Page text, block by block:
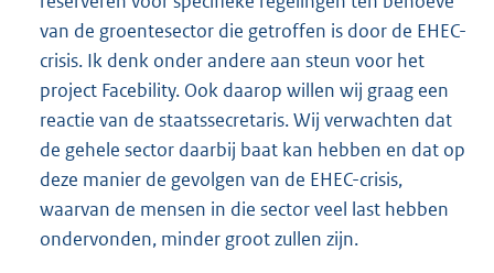
van de groentesector die getroffen is door de EHEC-
crisis. Ik denk onder andere aan steun voor het
project Facebility. Ook daarop willen wij graag een
reactie van de staatssecretaris. Wij verwachten dat
de gehele sector daarbij baat kan hebben en dat op
deze manier de gevolgen van de EHEC-crisis,
waarvan de mensen in die sector veel last hebben
ondervonden, minder groot zullen zijn.